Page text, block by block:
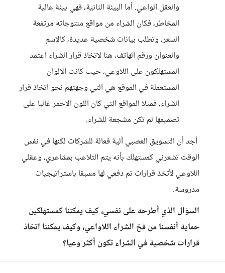
والعقل الواعي. أما البيئة الثانية، فهي بيئة عالية
المخاطر، فكان الشراء من مواقع منتوجاته مرتفعة
السعر، وتطلب بيانات شخصية عديدة، كالاسم
والعنوان ورقم الهاتف، هنا لاتخاذ قرار الشراء اعتمد
المستهلكون على اللاوعي، حيث كانت الالوان
المستعملة في الموقع هي التي وجهتهم نحو اتخاذ قرار
الشراء، فمثلا المواقع التي كان اللون الاحمر غالبا على
تصميمها لم تكن مشجعة للشراء.
أجد أن التسويق العصبي آلية فعالة للشركات لكنها في نفس
الوقت تشعرني كمستهلك بأنه يتم التلاعب بمشاعري، وعقلي
اللاوعي لأتخذ قرارات تم دفعي لها مسبقا باستراتيجيات
مدروسة.
السؤال الذي أطرحه على نفسي، كيف يمكننا كمستهلكين
حماية أنفسنا من فخ الشراء اللاواعي، وكيف يمكننا اتخاذ
قرارات شخصية في الشراء تكون أكثر وعيا؟